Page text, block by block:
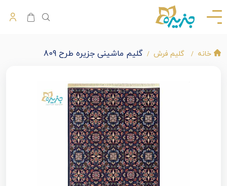
خانه گلیم فرش گلیم ماشینی جزیره طرح 809